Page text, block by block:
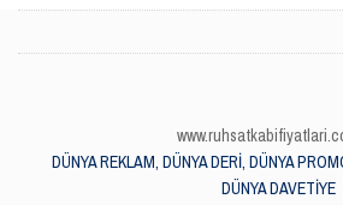
DÜNYA REKLAM, DÜNYA DERİ, DÜNYA
DÜNYA DAVETİYE